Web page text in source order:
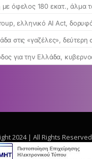
2024 | All Rights Reserved